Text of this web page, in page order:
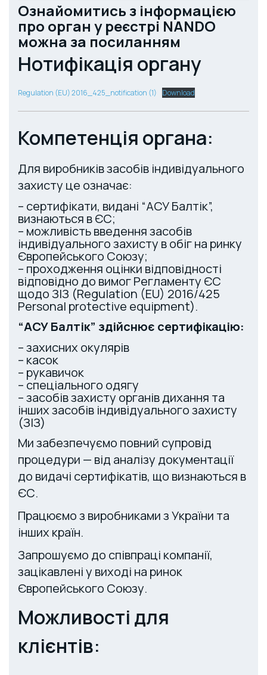
Ознайомитись з інформацією
про орган у реєстрі NANDO
можна за посиланням
Нотифікація органу
Regulation (EU) 2016_425_notification (1) Download
Компетенція органа:
Для виробників засобів індивідуального
захисту це означає:
– сертифікати, видані “АСУ Балтік”,
визнаються в ЄС;
– можливість введення засобів
індивідуального захисту в обіг на ринку
Європейського Союзу;
– проходження оцінки відповідності
відповідно до вимог Регламенту ЄС
щодо ЗІЗ (Regulation (EU) 2016/425
Personal protective equipment).
“АСУ Балтік” здійснює сертифікацію:
– захисних окулярів
– касок
– рукавичок
– спеціального одягу
– засобів захисту органів дихання та
інших засобів індивідуального захисту
(ЗІЗ)
Ми забезпечуємо повний супровід
процедури — від аналізу документації
до видачі сертифікатів, що визнаються в
ЄС.
Працюємо з виробниками з України та
інших країн.
Запрошуємо до співпраці компанії,
зацікавлені у виході на ринок
Європейського Союзу.
Можливості для
клієнтів: